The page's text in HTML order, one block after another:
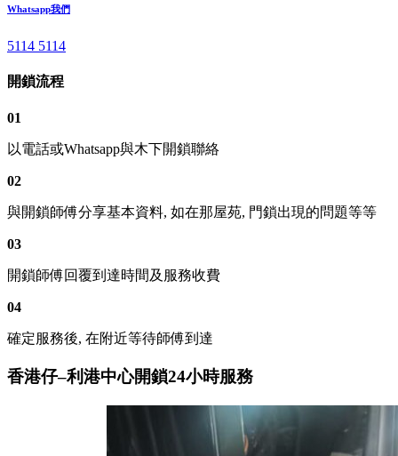
Whatsapp我們
5114 5114
開鎖流程
01
以電話或Whatsapp與木下開鎖聯絡
02
與開鎖師傅分享基本資料, 如在那屋苑, 門鎖出現的問題等等
03
開鎖師傅回覆到達時間及服務收費
04
確定服務後, 在附近等待師傅到達
香港仔–利港中心開鎖24小時服務